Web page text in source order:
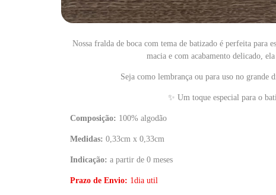
Nossa fralda de boca com tema de batizado é perfeita para
macia e com acabamento delicado,
Seja como lembrança ou para uso no grande
✨ Um toque especial para o
Composição: 100% algodão
Medidas: 0,33cm x 0,33cm
Indicação: a partir de 0 meses
Prazo de Envio: 1dia util